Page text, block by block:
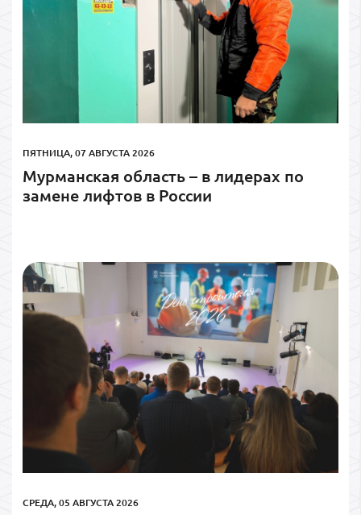
ПЯТНИЦА, 07 АВГУСТА 2026
Мурманская область – в лидерах по
замене лифтов в России
СРЕДА, 05 АВГУСТА 2026